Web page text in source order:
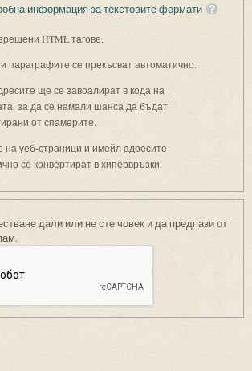
информация за текстовите формати
HTML тагове.
параграфите се прекъсват автоматично.
ще се завоалират в кода на
за да се намали шанса да бъдат
от спамерите.
на уеб-страници и имейл адресите
се конвертират в хипервръзки.
дали или не сте човек и да предпази от